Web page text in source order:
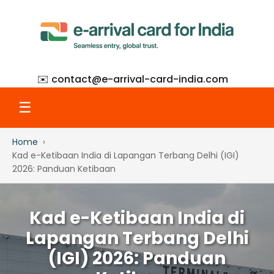
✉️ contact@e-arrival-card-india.com
☰
Home
What Is eAC
How to Apply
Step-by-Step with Screenshots
Home
Kad e-Ketibaan India di Lapangan Terbang Delhi (IGI)
2026: Panduan Ketibaan
Kad e-Ketibaan India di
Lapangan Terbang Delhi
(IGI) 2026: Panduan